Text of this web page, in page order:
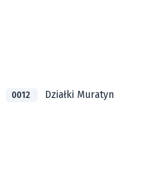
0012 Działki Muratyn